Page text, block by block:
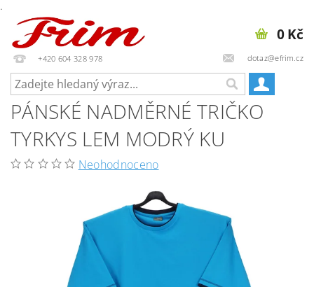
.
+420 604 328 978 dotaz@efrim.cz
0 Kč
PÁNSKÉ NADMĚRNÉ TRIČKO
TYRKYS LEM MODRÝ KU
Neohodnoceno